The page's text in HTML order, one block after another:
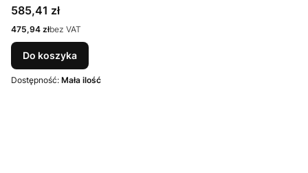
Cena
585,41 zł
Cena
475,94 złbez VAT
Do koszyka
Dostępność: Mała ilość